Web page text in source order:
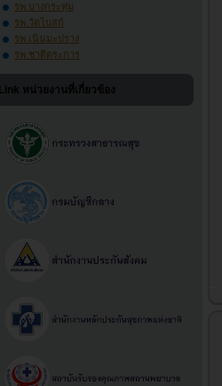
รพ.บางกระทุ่ม
รพ.วัดโบสถ์
รพ.เนินมะปราง
รพ.ชาติตระการ
Link หน่วยงานที่เกี่ยวข้อง